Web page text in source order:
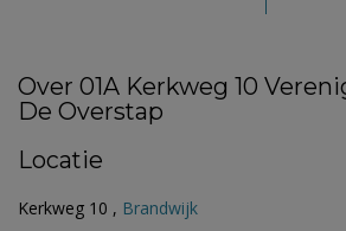
Over 01A Kerkweg 10
De Overstap
Locatie
Kerkweg 10 , Brandwijk